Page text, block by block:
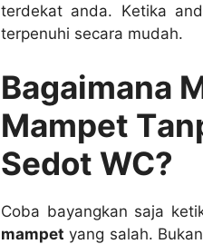
terdekat anda. Kеtіkа
terpenuhi secara mudah.
Bagaimana
Mampet
Sedot WC?
Coba bayangkan ѕаја
mampet уаng salah.